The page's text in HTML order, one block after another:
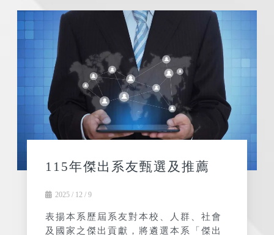
115年傑出系友甄選及推薦
2025 / 12 / 9
表揚本系歷屆系友對本校、人群、社會
及國家之傑出貢獻，將遴選本系「傑出